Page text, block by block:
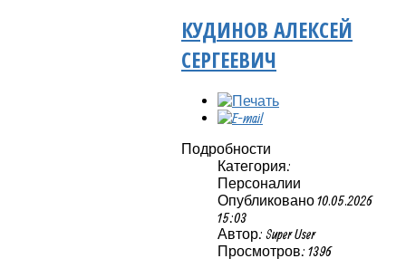
КУДИНОВ АЛЕКСЕЙ
СЕРГЕЕВИЧ
Подробности
Категория:
Персоналии
Опубликовано 10.05.2026
15:03
Автор: Super User
Просмотров: 1396